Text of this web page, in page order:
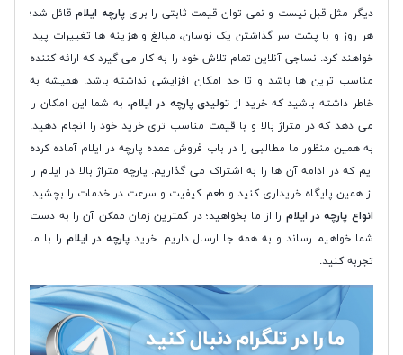
دیگر مثل قبل نیست و نمی توان قیمت ثابتی را برایپارچه ایلامقائل شد؛
هر روز و با پشت سر گذاشتن یک نوسان، مبالغ و هزینه ها تغییرات پیدا
خواهند کرد. نساجی آنلاین تمام تلاش خود را به کار می گیرد که ارائه کننده
مناسب ترین ها باشد و تا حد امکان افزایشی نداشته باشد. همیشه به
خاطر داشته باشید که خرید از تولیدی پارچه در ایلام، به شما این امکان را
می دهد که در متراژ بالا و با قیمت مناسب تری خرید خود را انجام دهید.
به همین منظور ما مطالبی را در باب فروش عمده پارچه در ایلام آماده کرده
ایم که در ادامه آن ها را به اشتراک می گذاریم. پارچه متراژ بالا در ایلام را
از همین پایگاه خریداری کنید و طعم کیفیت و سرعت در خدمات را بچشید.
انواع پارچه در ایلام را از ما بخواهید؛ در کمترین زمان ممکن آن را به دست
شما خواهیم رساند و به همه جا ارسال داریم. خرید پارچه در ایلامرا با ما
تجربه کنید.